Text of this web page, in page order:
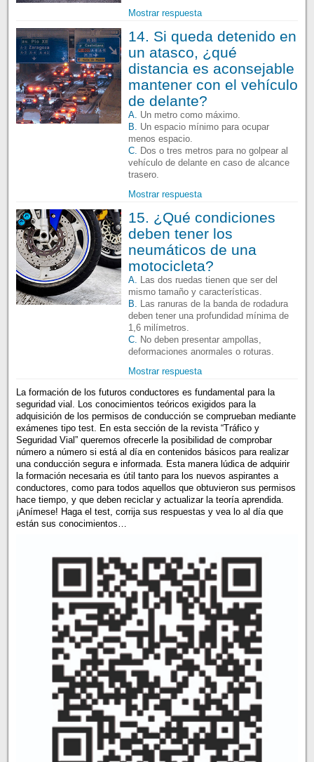
Mostrar respuesta
14. Si queda detenido en
un atasco, ¿qué
distancia es aconsejable
mantener con el vehículo
de delante?
A. Un metro como máximo.
B. Un espacio mínimo para ocupar
menos espacio.
C. Dos o tres metros para no golpear al
vehículo de delante en caso de alcance
trasero.
Mostrar respuesta
15. ¿Qué condiciones
deben tener los
neumáticos de una
motocicleta?
A. Las dos ruedas tienen que ser del
mismo tamaño y características.
B. Las ranuras de la banda de rodadura
deben tener una profundidad mínima de
1,6 milímetros.
C. No deben presentar ampollas,
deformaciones anormales o roturas.
Mostrar respuesta
La formación de los futuros conductores es fundamental para la
seguridad vial. Los conocimientos teóricos exigidos para la
adquisición de los permisos de conducción se comprueban mediante
exámenes tipo test. En esta sección de la revista “Tráfico y
Seguridad Vial” queremos ofrecerle la posibilidad de comprobar
número a número si está al día en contenidos básicos para realizar
una conducción segura e informada. Esta manera lúdica de adquirir
la formación necesaria es útil tanto para los nuevos aspirantes a
conductores, como para todos aquellos que obtuvieron sus permisos
hace tiempo, y que deben reciclar y actualizar la teoría aprendida.
¡Anímese! Haga el test, corrija sus respuestas y vea lo al día que
están sus conocimientos…